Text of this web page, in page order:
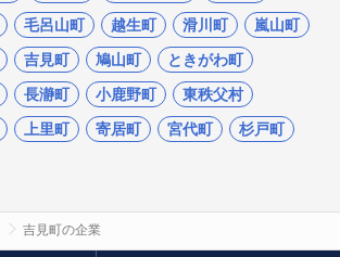
毛呂山町 越生町 滑川町
嵐山町
吉見町 鳩山町
ときがわ町
長瀞町 小鹿野町
東秩父村
上里町 寄居町 宮代町
杉戸町
吉見町の企業